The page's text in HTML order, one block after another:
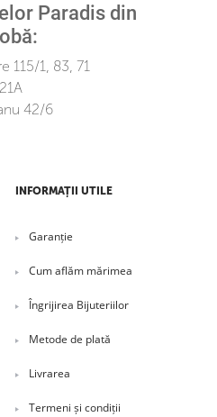
Paradis din
115/1, 83, 71
42/6
INFORMAȚII UTILE
Garanție
Cum aflăm mărimea
Îngrijirea Bijuteriilor
Metode de plată
Livrarea
Termeni și condiții